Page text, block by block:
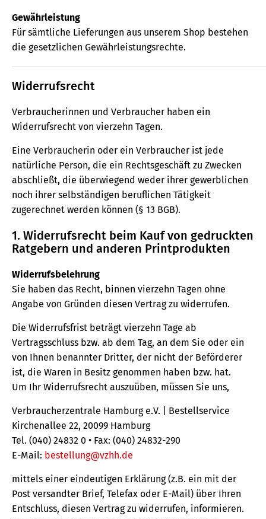
Gewährleistung
Für sämtliche Lieferungen aus unserem Shop bestehen
die gesetzlichen Gewährleistungsrechte.
Widerrufsrecht
Verbraucherinnen und Verbraucher haben ein
Widerrufsrecht von vierzehn Tagen.
Eine Verbraucherin oder ein Verbraucher ist jede
natürliche Person, die ein Rechtsgeschäft zu Zwecken
abschließt, die überwiegend weder ihrer gewerblichen
noch ihrer selbständigen beruflichen Tätigkeit
zugerechnet werden können (§ 13 BGB).
1. Widerrufsrecht beim Kauf von gedruckten
Ratgebern und anderen Printprodukten
Widerrufsbelehrung
Sie haben das Recht, binnen vierzehn Tagen ohne
Angabe von Gründen diesen Vertrag zu widerrufen.
Die Widerrufsfrist beträgt vierzehn Tage ab
Vertragsschluss bzw. ab dem Tag, an dem Sie oder ein
von Ihnen benannter Dritter, der nicht der Beförderer
ist, die Waren in Besitz genommen haben bzw. hat.
Um Ihr Widerrufsrecht auszuüben, müssen Sie uns,
Verbraucherzentrale Hamburg e.V. | Bestellservice
Kirchenallee 22, 20099 Hamburg
Tel. (040) 24832 0 • Fax: (040) 24832-290
E-Mail: bestellung@vzhh.de
mittels einer eindeutigen Erklärung (z.B. ein mit der
Post versandter Brief, Telefax oder E-Mail) über Ihren
Entschluss, diesen Vertrag zu widerrufen, informieren.